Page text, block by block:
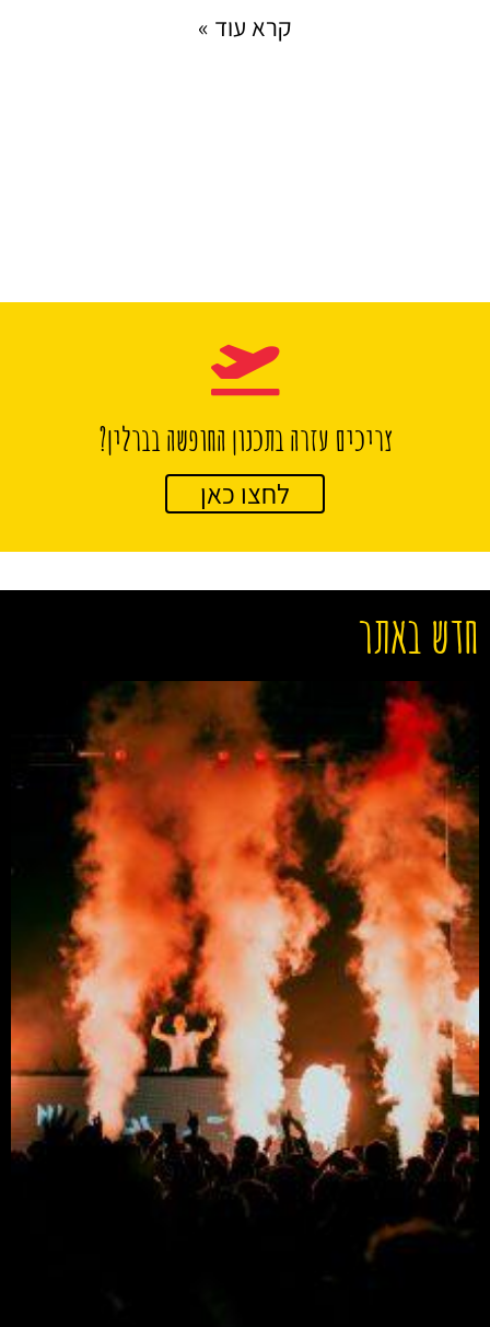
קרא עוד »
צריכים עזרה בתכנון החופשה בברלין?
לחצו כאן
חדש באתר